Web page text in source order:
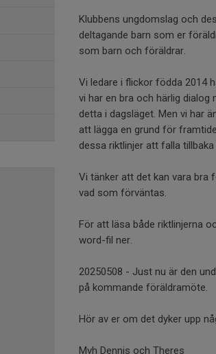
Klubbens ungdomslag och
deltagande barn som er
som barn och föräldrar.
Vi ledare i flickor födda 2014
vi har en bra och härlig
detta i dagsläget. Men vi har
att lägga en grund för
dessa riktlinjer att falla tillbaka
Vi tänker att det kan vara bra
vad som förväntas.
För att läsa både riktlinjerna
word-fil ner.
20250508 - Just nu är den
på kommande föräldramöte.
Hör av er om det dyker upp
Mvh Dennis och Theres